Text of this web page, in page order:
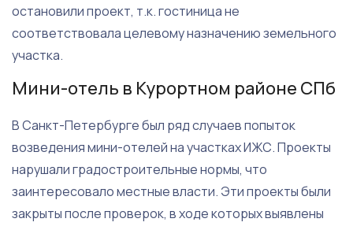
остановили проект, т.к. гостиница не
соответствовала целевому назначению земельного
участка.
Мини-отель в Курортном районе СПб
В Санкт-Петербурге был ряд случаев попыток
возведения мини-отелей на участках ИЖС. Проекты
нарушали градостроительные нормы, что
заинтересовало местные власти. Эти проекты были
закрыты после проверок, в ходе которых выявлены